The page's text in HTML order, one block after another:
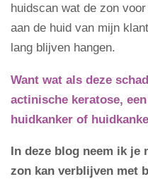
huidscan wat de zon
aan de huid van mijn
lang blijven hangen.
Want wat als deze
actinische keratose,
huidkanker of
In deze blog neem ik je
zon kan verblijven met